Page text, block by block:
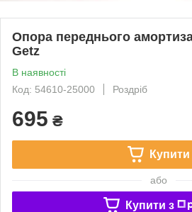
Опора переднього
Getz
В наявності
Код: 54610-25000
Роздріб
695 ₴
Купити
або
Купити з